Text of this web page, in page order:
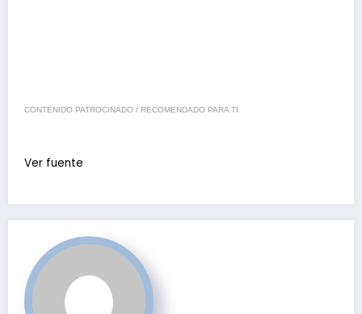
CONTENIDO PATROCINADO / RECOMENDADO PARA TI
Ver fuente